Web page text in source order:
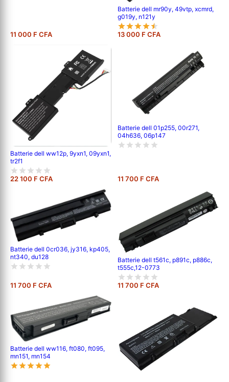
11 000 F CFA
Batterie dell mr90y, 49vtp, xcmrd,
g019y, n121y
13 000 F CFA
Batterie dell ww12p, 9yxn1, 09yxn1,
tr2f1
22 100 F CFA
Batterie dell 01p255, 00r271,
04h636, 06p147
11 700 F CFA
Batterie dell 0cr036, jy316, kp405,
nt340, du128
11 700 F CFA
Batterie dell t561c, p891c, p886c,
t555c,12-0773
11 700 F CFA
Batterie dell ww116, ft080, ft095,
mn151, mn154